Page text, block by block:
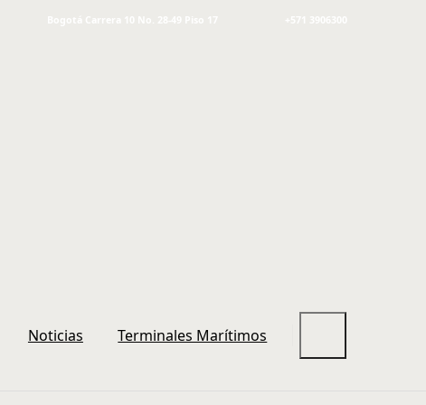
Noticias Terminales Marítimos